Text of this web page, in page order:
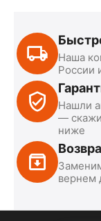
Наша
России
Нашли
—
ниже
вернем